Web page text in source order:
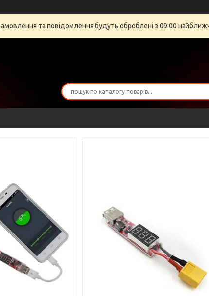
та повідомлення будуть оброблені з 09:00